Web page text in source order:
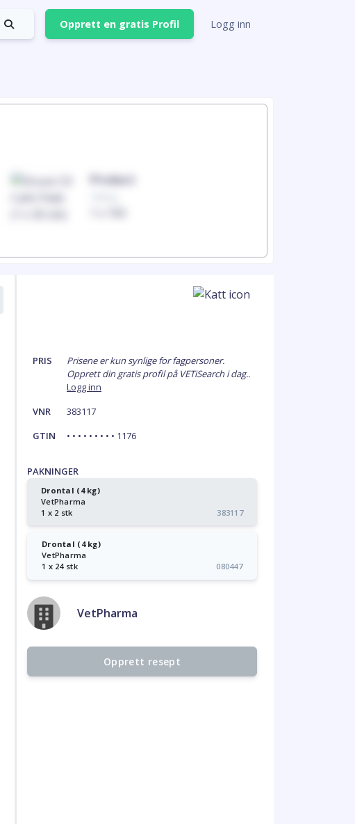
Opprett en gratis Profil Logg inn
Product
PRIS
Prisene er kun synlige for fagpersoner.
Opprett din gratis profil på VETiSearch i dag..
Logg inn
VNR
383117
GTIN
• • • • • • • • • 1176
PAKNINGER
Drontal (4 kg)
VetPharma
1 x 2 stk
383117
Drontal (4 kg)
VetPharma
1 x 24 stk
080447
VetPharma
Opprett resept